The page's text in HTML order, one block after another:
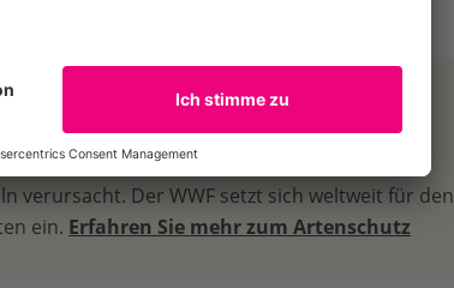
Vielfalt wird maßgeblich durch
verursacht. Der WWF setzt sich weltweit für den
ein. Erfahren Sie mehr zum Artenschutz